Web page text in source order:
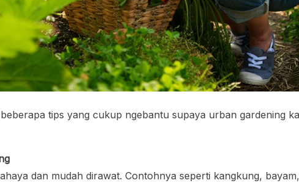
tips yang cukup ngebantu supaya urban gardening
dan mudah dirawat. Contohnya seperti kangkung,